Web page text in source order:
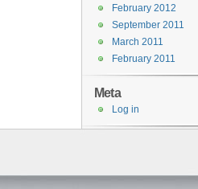
February 2012
September 2011
March 2011
February 2011
Meta
Log in